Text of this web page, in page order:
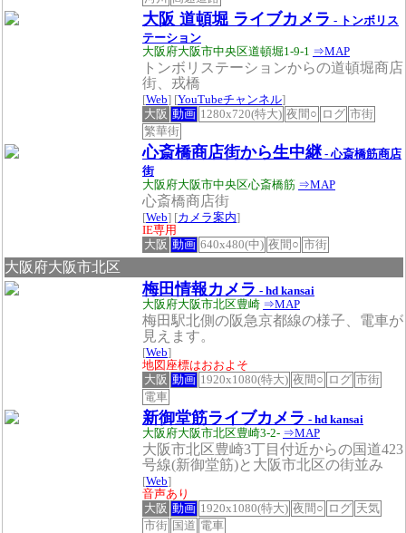
大阪 道頓堀 ライブカメラ - トンボリス
テーション
大阪府大阪市中央区道頓堀1-9-1 ⇒MAP
トンボリステーションからの道頓堀商店
街、戎橋
[Web] [YouTubeチャンネル]
大阪 動画 1280x720(特大) 夜間○ ログ 市街
繁華街
心斎橋商店街から生中継 - 心斎橋筋商店
街
大阪府大阪市中央区心斎橋筋 ⇒MAP
心斎橋商店街
[Web] [カメラ案内]
IE専用
大阪 動画 640x480(中) 夜間○ 市街
大阪府大阪市北区
梅田情報カメラ - hd kansai
大阪府大阪市北区豊崎 ⇒MAP
梅田駅北側の阪急京都線の様子、電車が
見えます。
[Web]
地図座標はおおよそ
大阪 動画 1920x1080(特大) 夜間○ ログ 市街
電車
新御堂筋ライブカメラ - hd kansai
大阪府大阪市北区豊崎3-2- ⇒MAP
大阪市北区豊崎3丁目付近からの国道423
号線(新御堂筋)と大阪市北区の街並み
[Web]
音声あり
大阪 動画 1920x1080(特大) 夜間○ ログ 天気
市街 国道 電車